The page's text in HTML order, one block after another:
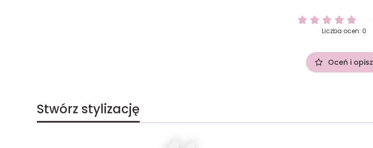
Liczba ocen: 0
Oceń i opisz
Stwórz stylizację